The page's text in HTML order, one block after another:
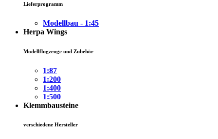
Lieferprogramm
Modellbau - 1:45
Herpa Wings
Modellflugzeuge und Zubehör
1:87
1:200
1:400
1:500
Klemmbausteine
verschiedene Hersteller